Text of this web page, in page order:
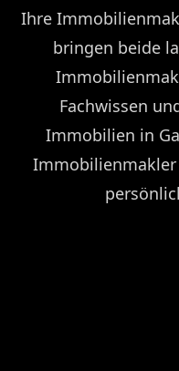
Ihre
bringen beide
Fachwissen
Immobilien in